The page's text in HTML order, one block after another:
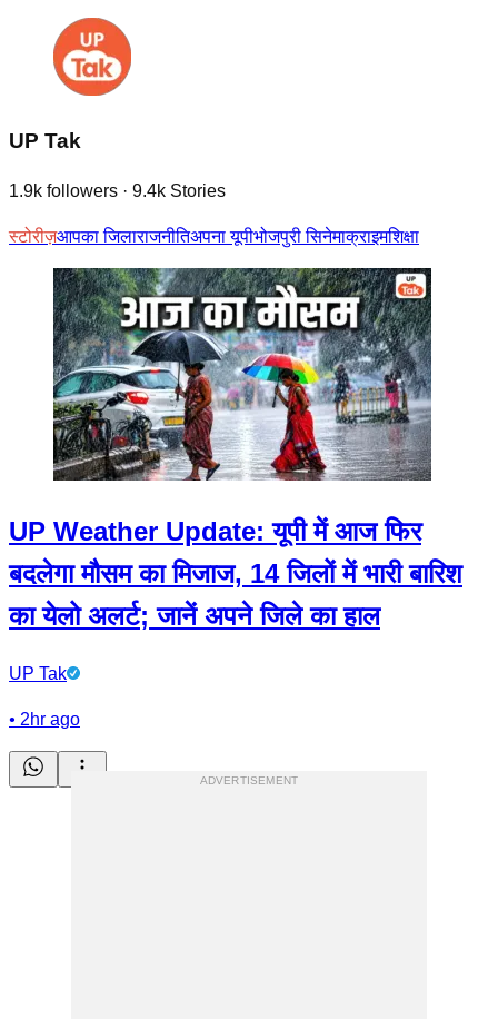
UP Tak
1.9k followers · 9.4k Stories
स्टोरीज़आपका जिलाराजनीतिअपना यूपीभोजपुरी सिनेमाक्राइमशिक्षा
UP Weather Update: यूपी में आज फिर
बदलेगा मौसम का मिजाज, 14 जिलों में भारी बारिश
का येलो अलर्ट; जानें अपने जिले का हाल
UP Tak
• 2hr ago
ADVERTISEMENT